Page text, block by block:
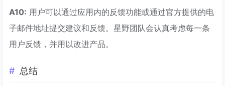
A10: 用户可以通过应用内的反馈功能或通过官方提供的电
子邮件地址提交建议和反馈。星野团队会认真考虑每一条
用户反馈，并用以改进产品。
总结